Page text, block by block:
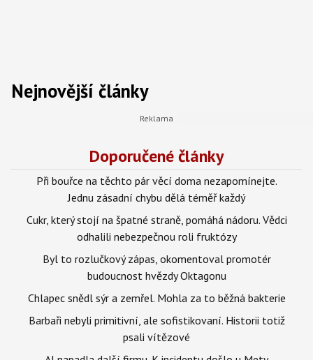
Nejnovější články
Doporučené články
Při bouřce na těchto pár věcí doma nezapomínejte.
Jednu zásadní chybu dělá téměř každý
Cukr, který stojí na špatné straně, pomáhá nádoru. Vědci
odhalili nebezpečnou roli fruktózy
Byl to rozlučkový zápas, okomentoval promotér
budoucnost hvězdy Oktagonu
Chlapec snědl sýr a zemřel. Mohla za to běžná bakterie
Barbaři nebyli primitivní, ale sofistikovaní. Historii totiž
psali vítězové